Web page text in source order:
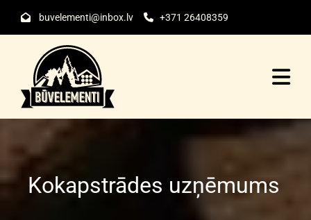
 buvelementi@inbox.lv  +371 26408359
Kokapstrādes uzņēmums